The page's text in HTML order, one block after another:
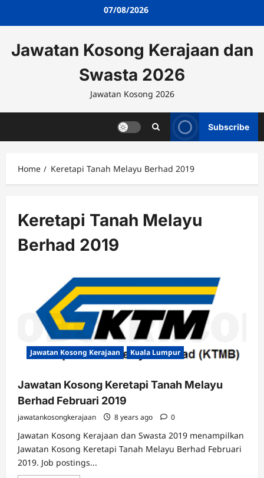
07/08/2026
Jawatan Kosong Kerajaan dan
Swasta 2026
Jawatan Kosong 2026
Subscribe
Home Keretapi Tanah Melayu Berhad 2019
Keretapi Tanah Melayu
Berhad 2019
Jawatan Kosong Kerajaan Kuala Lumpur
Jawatan Kosong Keretapi Tanah Melayu
Berhad Februari 2019
jawatankosongkerajaan 8 years ago 0
Jawatan Kosong Kerajaan dan Swasta 2019 menampilkan
Jawatan Kosong Keretapi Tanah Melayu Berhad Februari
2019. Job postings...